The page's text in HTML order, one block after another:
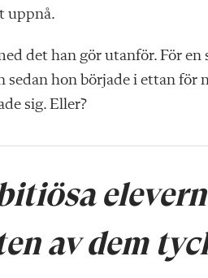
uppnå.
det han gör utanför. För en
hon började i ettan för
sig. Eller?
av dem